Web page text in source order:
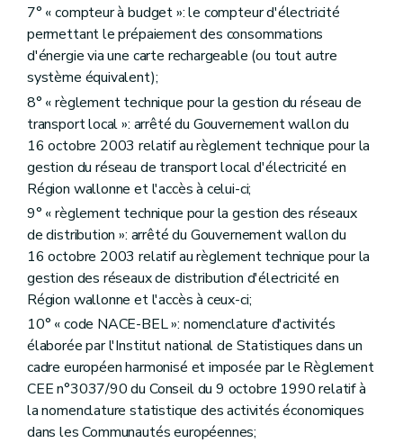
7° « compteur à budget »: le compteur d'électricité
permettant le prépaiement des consommations
d'énergie via une carte rechargeable (ou tout autre
système équivalent);
8° « règlement technique pour la gestion du réseau de
transport local »: arrêté du Gouvernement wallon du
16 octobre 2003 relatif au règlement technique pour la
gestion du réseau de transport local d'électricité en
Région wallonne et l'accès à celui-ci;
9° « règlement technique pour la gestion des réseaux
de distribution »: arrêté du Gouvernement wallon du
16 octobre 2003 relatif au règlement technique pour la
gestion des réseaux de distribution d'électricité en
Région wallonne et l'accès à ceux-ci;
10° « code NACE-BEL »: nomenclature d'activités
élaborée par l'Institut national de Statistiques dans un
cadre européen harmonisé et imposée par le Règlement
CEE n°3037/90 du Conseil du 9 octobre 1990 relatif à
la nomenclature statistique des activités économiques
dans les Communautés européennes;